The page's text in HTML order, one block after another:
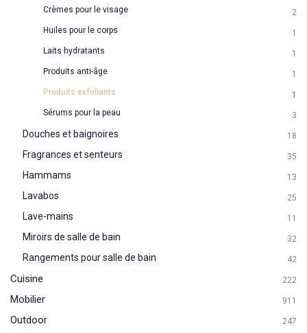
Crèmes pour le visage
2
Huiles pour le corps
1
Laits hydratants
1
Produits anti-âge
1
Produits exfoliants
1
Sérums pour la peau
3
Douches et baignoires 18
Fragrances et senteurs 35
Hammams 13
Lavabos 25
Lave-mains 11
Miroirs de salle de bain 32
Rangements pour salle de bain 42
Cuisine 222
Mobilier 911
Outdoor 247